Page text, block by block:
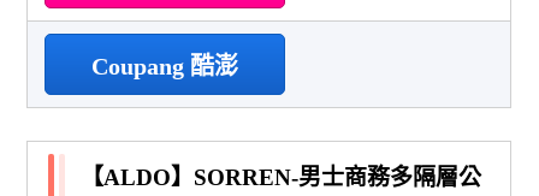
Coupang 酷澎
【ALDO】SORREN-男士商務多隔層公